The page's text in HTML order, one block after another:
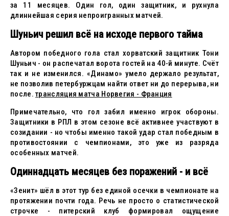
за 11 месяцев. Один гол, один защитник, и рухнула
длиннейшая серия непроигранных матчей.
Шуньич решил всё на исходе первого тайма
Автором победного гола стал хорватский защитник Тони
Шуньич - он распечатал ворота гостей на 40-й минуте. Счёт
так и не изменился. «Динамо» умело держало результат,
не позволив петербуржцам найти ответ ни до перерыва, ни
после.трансляция матча Норвегия - Франция
Примечательно, что гол забил именно игрок обороны.
Защитники в РПЛ в этом сезоне всё активнее участвуют в
созидании - но чтобы именно такой удар стал победным в
противостоянии с чемпионами, это уже из разряда
особенных матчей.
Одиннадцать месяцев без поражений - и всё
«Зенит» шёл в этот тур без единой осечки в чемпионате на
протяжении почти года. Речь не просто о статистической
строчке - питерский клуб формировал ощущение